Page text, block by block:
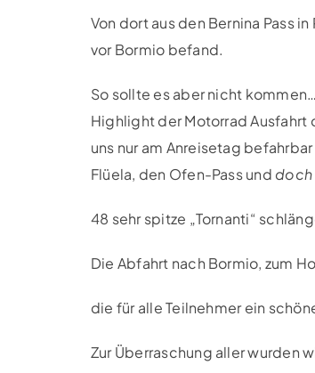
Von dort aus den Bernina Pass
vor Bormio befand.
So sollte es aber nicht
Highlight der Motorrad Ausfahrt
uns nur am Anreisetag
Flüela, den Ofen-Pass und doch
48 sehr spitze „Tornanti“
Die Abfahrt nach Bormio, zum
die für alle Teilnehmer ein
Zur Überraschung aller wurden